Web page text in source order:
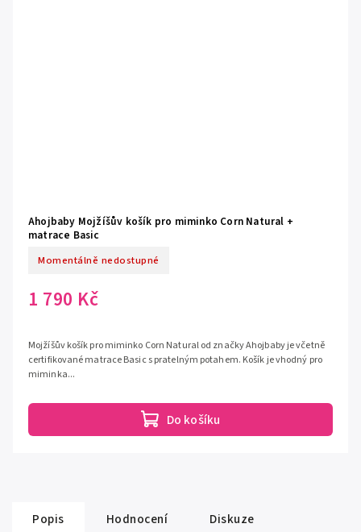
Ahojbaby Mojžíšův košík pro miminko Corn Natural +
matrace Basic
Momentálně nedostupné
1 790 Kč
Do košíku
Mojžíšův košík pro miminko Corn Natural od značky Ahojbaby je včetně
certifikované matrace Basic s pratelným potahem. Košík je vhodný pro
miminka...
Popis Hodnocení Diskuze